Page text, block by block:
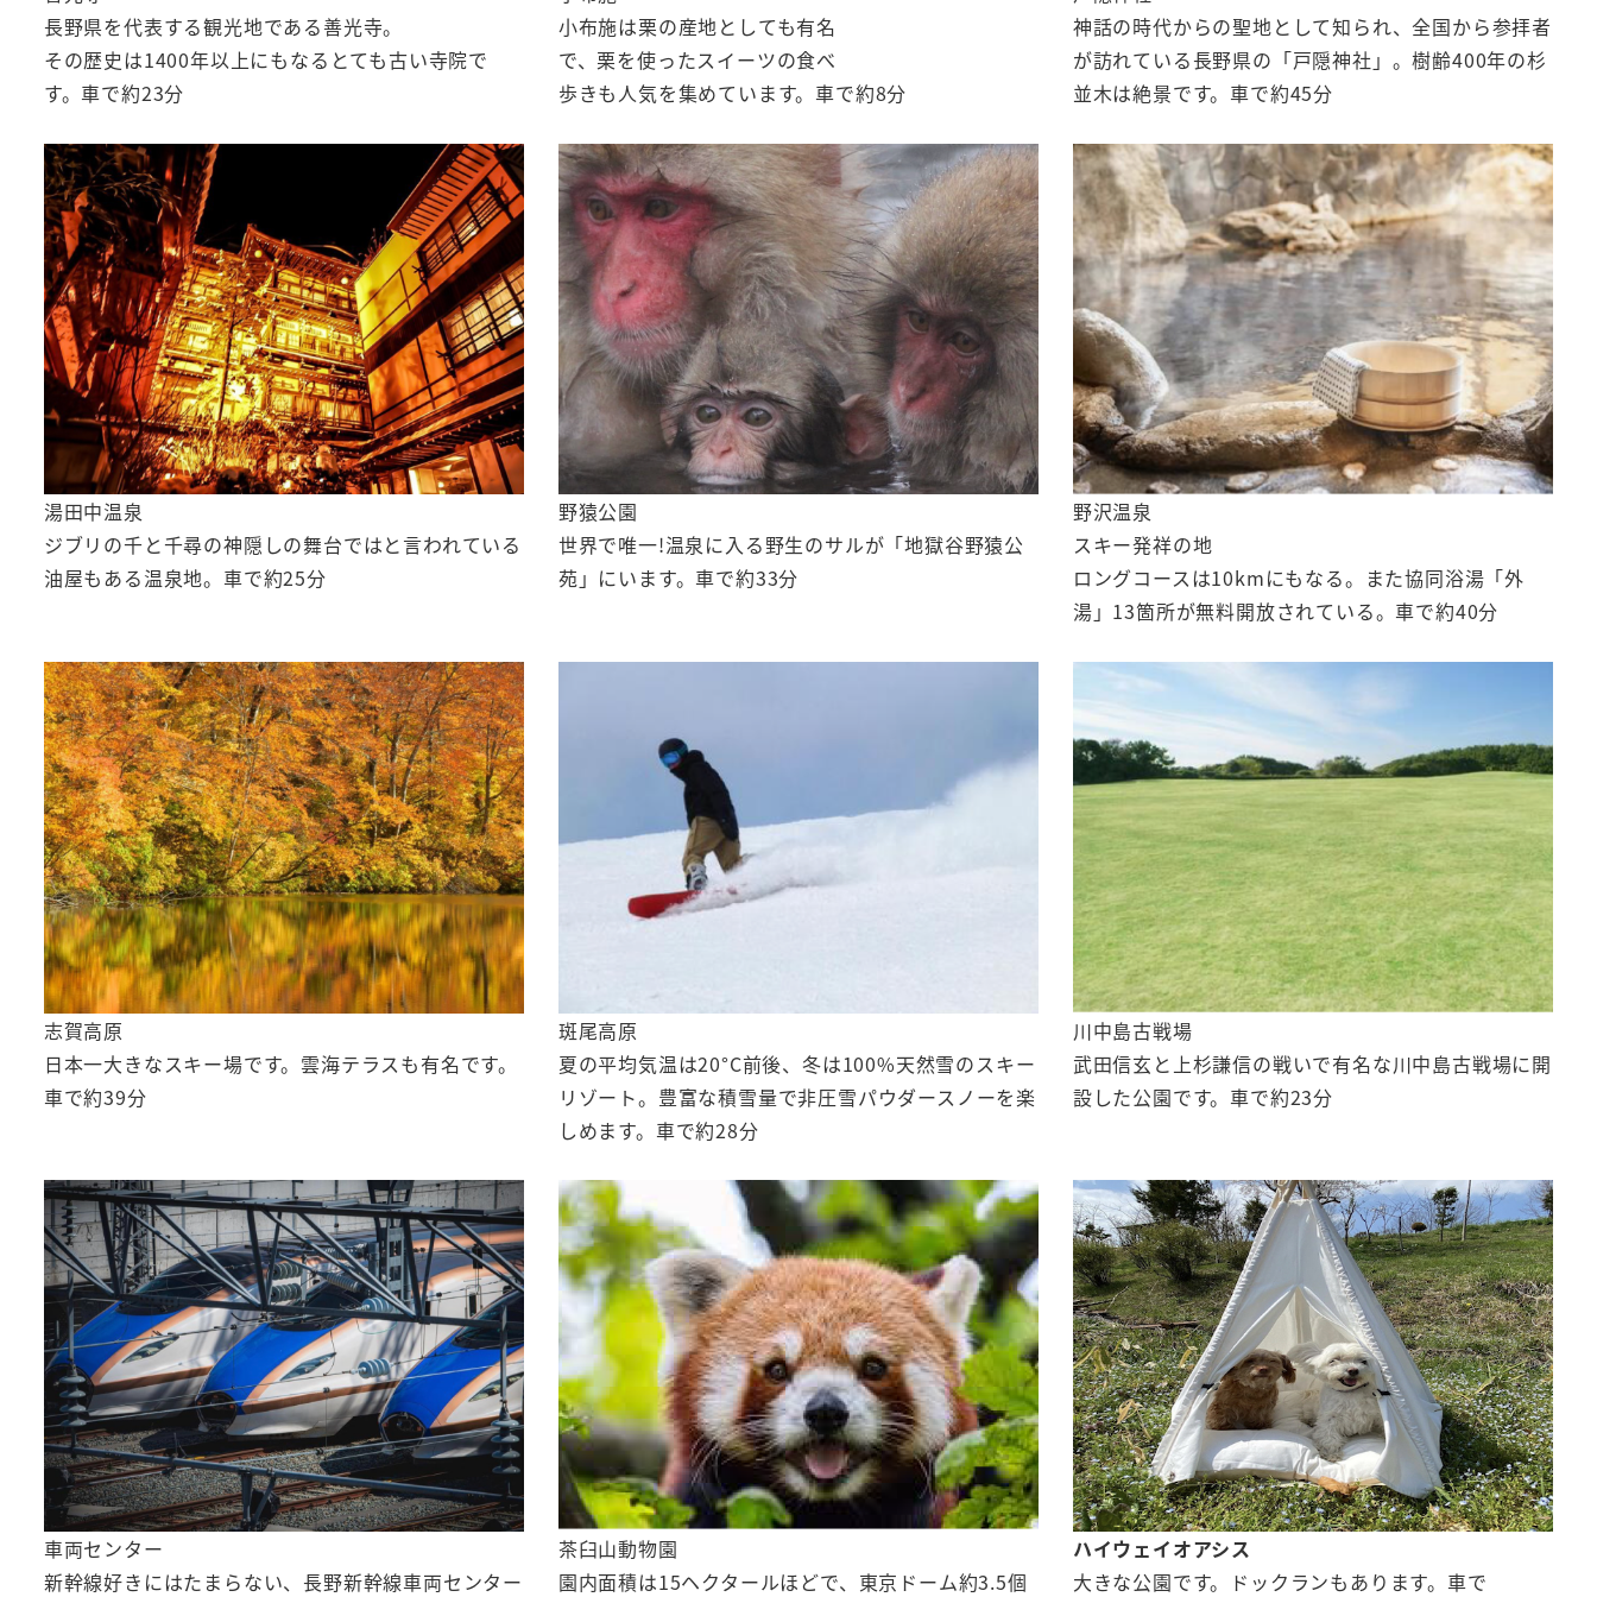
長野県を代表する観光地である善光寺。
その歴史は1400年以上にもなるとても古い寺院で
す。車で約23分
小布施は栗の産地としても有名
で、栗を使ったスイーツの食べ
歩きも人気を集めています。車で約8分
神話の時代からの聖地として知られ、全国から参拝者
が訪れている長野県の「戸隠神社」。樹齢400年の杉
並木は絶景です。車で約45分
湯田中温泉
ジブリの千と千尋の神隠しの舞台ではと言われている
油屋もある温泉地。車で約25分
野猿公園
世界で唯一!温泉に入る野生のサルが「地獄谷野猿公
苑」にいます。車で約33分
野沢温泉
スキー発祥の地
ロングコースは10kmにもなる。また協同浴湯「外
湯」13箇所が無料開放されている。車で約40分
志賀高原
日本一大きなスキー場です。雲海テラスも有名です。
車で約39分
斑尾高原
夏の平均気温は20°C前後、冬は100%天然雪のスキー
リゾート。豊富な積雪量で非圧雪パウダースノーを楽
しめます。車で約28分
川中島古戦場
武田信玄と上杉謙信の戦いで有名な川中島古戦場に開
設した公園です。車で約23分
車両センター
新幹線好きにはたまらない、長野新幹線車両センター
茶臼山動物園
園内面積は15ヘクタールほどで、東京ドーム約3.5個
ハイウェイオアシス
大きな公園です。ドックランもあります。車で